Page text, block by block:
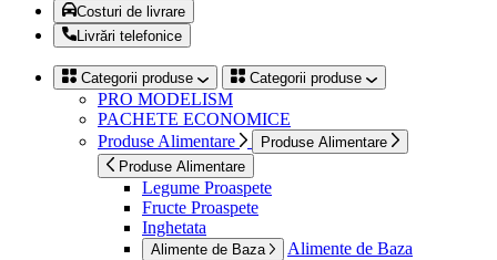
Costuri de livrare
Livrări telefonice
Categorii produse Categorii produse
PRO MODELISM
PACHETE ECONOMICE
Produse Alimentare
Produse Alimentare
Produse Alimentare
Legume Proaspete
Fructe Proaspete
Inghetata
Alimente de Baza Alimente de Baza